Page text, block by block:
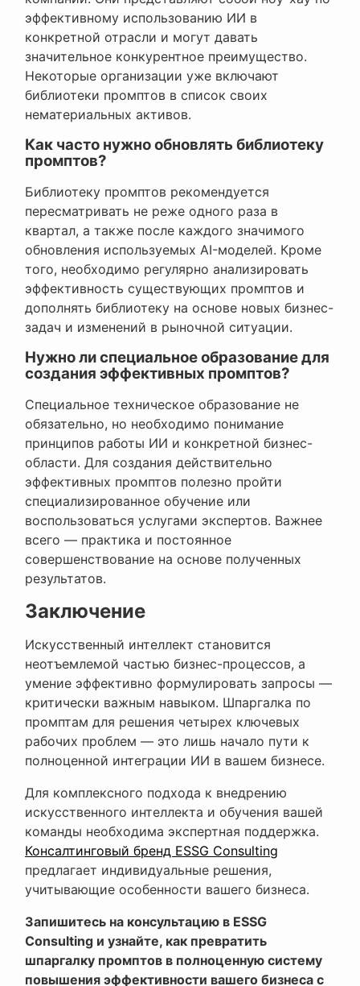
эффективному использованию ИИ в
конкретной отрасли и могут давать
значительное конкурентное преимущество.
Некоторые организации уже включают
библиотеки промптов в список своих
нематериальных активов.
Как часто нужно обновлять библиотеку
промптов?
Библиотеку промптов рекомендуется
пересматривать не реже одного раза в
квартал, а также после каждого значимого
обновления используемых AI-моделей. Кроме
того, необходимо регулярно анализировать
эффективность существующих промптов и
дополнять библиотеку на основе новых бизнес-
задач и изменений в рыночной ситуации.
Нужно ли специальное образование для
создания эффективных промптов?
Специальное техническое образование не
обязательно, но необходимо понимание
принципов работы ИИ и конкретной бизнес-
области. Для создания действительно
эффективных промптов полезно пройти
специализированное обучение или
воспользоваться услугами экспертов. Важнее
всего — практика и постоянное
совершенствование на основе полученных
результатов.
Заключение
Искусственный интеллект становится
неотъемлемой частью бизнес-процессов, а
умение эффективно формулировать запросы —
критически важным навыком. Шпаргалка по
промптам для решения четырех ключевых
рабочих проблем — это лишь начало пути к
полноценной интеграции ИИ в вашем бизнесе.
Для комплексного подхода к внедрению
искусственного интеллекта и обучения вашей
команды необходима экспертная поддержка.
Консалтинговый бренд ESSG Consulting
предлагает индивидуальные решения,
учитывающие особенности вашего бизнеса.
Запишитесь на консультацию в ESSG
Consulting и узнайте, как превратить
шпаргалку промптов в полноценную систему
повышения эффективности вашего бизнеса с